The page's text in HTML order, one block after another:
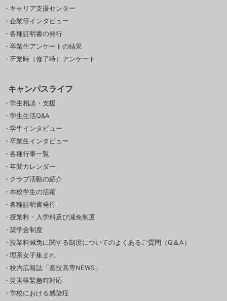
キャリア支援センター
企業等インタビュー
各種証明書の発行
卒業生アンケートの結果
卒業時（修了時）アンケート
キャンパスライフ
学生相談・支援
学生生活Q&A
学生インタビュー
卒業生インタビュー
各種行事一覧
年間カレンダー
クラブ活動の紹介
本校学生の活躍
各種証明書発行
授業料・入学料及び減免制度
奨学金制度
授業料減免に関する制度についてのよくあるご質問（Q＆A）
理系女子集まれ
校内広報誌「産技高専NEWS」
災害等緊急時対応
学校における感染症